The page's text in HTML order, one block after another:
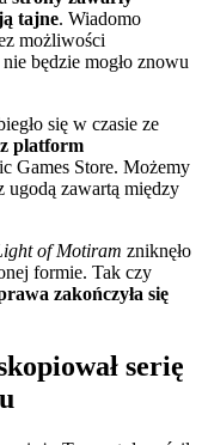
tajne. Wiadomo
możliwości
będzie mogło znowu
się w czasie ze
z platform
Games Store. Możemy
ugodą zawartą między
of Motiram zniknęło
formie. Tak czy
zakończyła się
serię